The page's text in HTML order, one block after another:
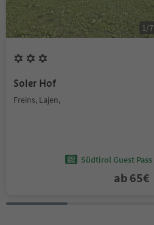
1 /7
Soler Hof
Freins, Lajen,
Südtirol Guest Pass
ab 65€